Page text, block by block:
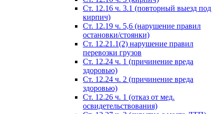
Ст. 12.16 ч. 3.1 (повторный выезд под
кирпич)
Ст. 12.19 ч. 5,6 (нарушение правил
остановки/стоянки)
Ст. 12.21.1(2) нарушение правил
перевозки грузов
Ст. 12.24 ч. 1 (причинение вреда
здоровью)
Ст. 12.24 ч. 2 (причинение вреда
здоровью)
Ст. 12.26 ч. 1 (отказ от мед.
освидетельствования)